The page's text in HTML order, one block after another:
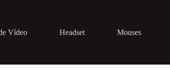
Vídeo Headset Mouses